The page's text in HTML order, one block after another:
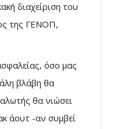
διαχείριση του
της ΓΕΝΟΠ,
όσο μας
βλάβη θα
θα νιώσει
άουτ -αν συμβεί